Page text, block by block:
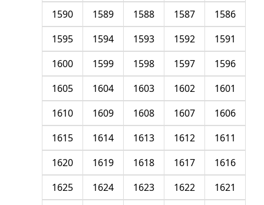
1586
1587
1588
1589
1590
1591
1592
1593
1594
1595
1596
1597
1598
1599
1600
1601
1602
1603
1604
1605
1606
1607
1608
1609
1610
1611
1612
1613
1614
1615
1616
1617
1618
1619
1620
1621
1622
1623
1624
1625